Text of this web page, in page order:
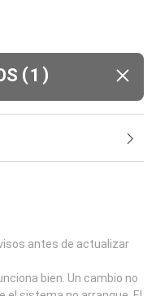
(1 )
antes de actualizar
bien. Un cambio no